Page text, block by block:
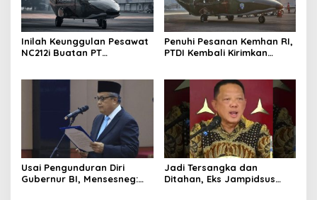
Inilah Keunggulan Pesawat
NC212i Buatan PT
Penuhi Pesanan Kemhan RI,
PTDI Kembali Kirimkan
Usai Pengunduran Diri
Gubernur BI, Mensesneg:
Jadi Tersangka dan
Ditahan, Eks Jampidsus